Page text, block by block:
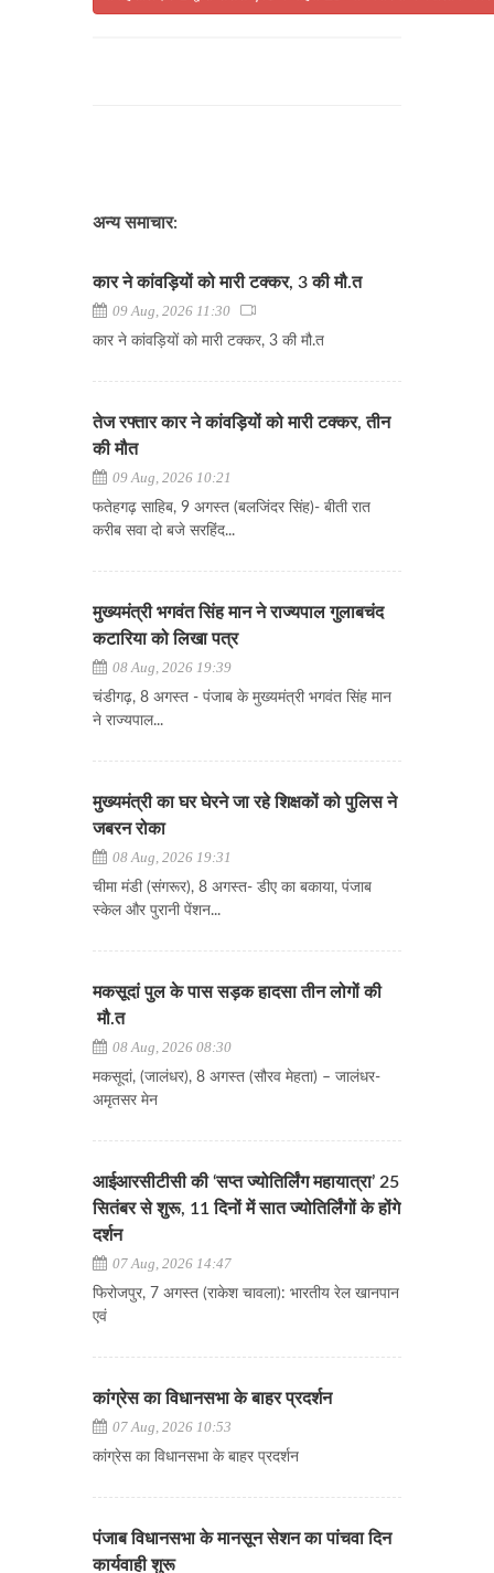
अन्य समाचार:
कार ने कांवड़ियों को मारी टक्कर, 3 की मौ.त
09 Aug, 2026 11:30
कार ने कांवड़ियों को मारी टक्कर, 3 की मौ.त
तेज रफ्तार कार ने कांवड़ियों को मारी टक्कर, तीन
की मौत
09 Aug, 2026 10:21
फतेहगढ़ साहिब, 9 अगस्त (बलजिंदर सिंह)- बीती रात
करीब सवा दो बजे सरहिंद...
मुख्यमंत्री भगवंत सिंह मान ने राज्यपाल गुलाबचंद
कटारिया को लिखा पत्र
08 Aug, 2026 19:39
चंडीगढ़, 8 अगस्त - पंजाब के मुख्यमंत्री भगवंत सिंह मान
ने राज्यपाल...
मुख्यमंत्री का घर घेरने जा रहे शिक्षकों को पुलिस ने
जबरन रोका
08 Aug, 2026 19:31
चीमा मंडी (संगरूर), 8 अगस्त- डीए का बकाया, पंजाब
स्केल और पुरानी पेंशन...
मकसूदां पुल के पास सड़क हादसा तीन लोगों की
मौ.त
08 Aug, 2026 08:30
मकसूदां, (जालंधर), 8 अगस्त (सौरव मेहता) – जालंधर-
अमृतसर मेन
आईआरसीटीसी की ‘सप्त ज्योतिर्लिंग महायात्रा’ 25
सितंबर से शुरू, 11 दिनों में सात ज्योतिर्लिंगों के होंगे
दर्शन
07 Aug, 2026 14:47
फिरोजपुर, 7 अगस्त (राकेश चावला): भारतीय रेल खानपान
एवं
कांग्रेस का विधानसभा के बाहर प्रदर्शन
07 Aug, 2026 10:53
कांग्रेस का विधानसभा के बाहर प्रदर्शन
पंजाब विधानसभा के मानसून सेशन का पांचवा दिन
कार्यवाही शुरू